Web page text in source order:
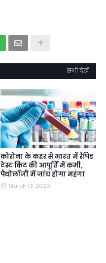
सभी देखें
कोरोना के कहर से भारत में रैपिड
टेस्ट किट की आपूर्ति में कमी,
पैथोलॉजी में जांच होगा महंगा
March 13, 2020